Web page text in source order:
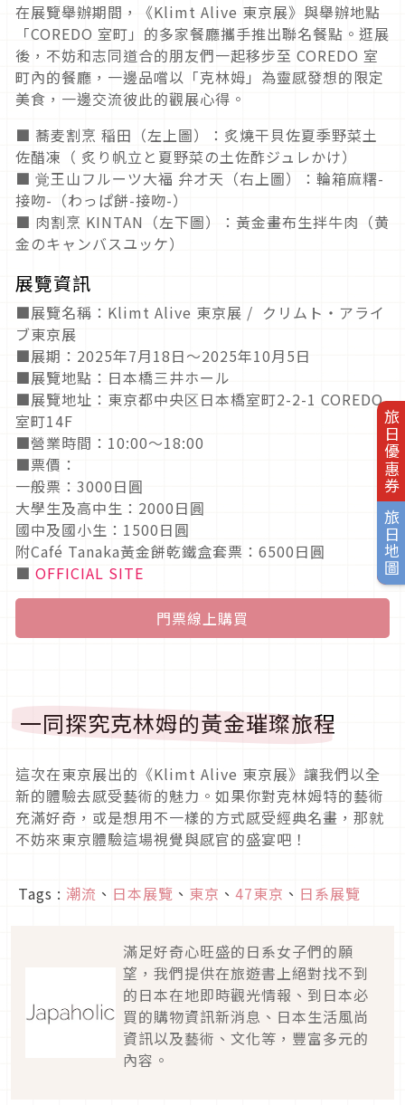
旅日優惠券
旅日地圖
在展覽舉辦期間，《Klimt Alive 東京展》與舉辦地點
「COREDO 室町」的多家餐廳攜手推出聯名餐點。逛展
後，不妨和志同道合的朋友們一起移步至 COREDO 室
町內的餐廳，一邊品嚐以「克林姆」為靈感發想的限定
美食，一邊交流彼此的觀展心得。
■ 蕎麦割烹 稲田（左上圖）：炙燒干貝佐夏季野菜土
佐醋凍（ 炙り帆立と夏野菜の土佐酢ジュレかけ）
■ 覚王山フルーツ大福 弁才天（右上圖）：輪箱麻糬-
接吻-（わっぱ餅-接吻-）
■ 肉割烹 KINTAN（左下圖）：黃金畫布生拌牛肉（黄
金のキャンバスユッケ）
展覽資訊
■展覽名稱：Klimt Alive 東京展 / クリムト・アライ
ブ東京展
■展期：2025年7月18日～2025年10月5日
■展覽地點：日本橋三井ホール
■展覽地址：東京都中央区日本橋室町2-2-1 COREDO
室町14F
■營業時間：10:00～18:00
■票價：
一般票：3000日圓
大學生及高中生：2000日圓
國中及國小生：1500日圓
附Café Tanaka黃金餅乾鐵盒套票：6500日圓
■ OFFICIAL SITE
門票線上購買
一同探究克林姆的黃金璀璨旅程
這次在東京展出的《Klimt Alive 東京展》讓我們以全
新的體驗去感受藝術的魅力。如果你對克林姆特的藝術
充滿好奇，或是想用不一樣的方式感受經典名畫，那就
不妨來東京體驗這場視覺與感官的盛宴吧！
Tags : 潮流 、 日本展覽 、 東京 、 47東京 、 日系展覽
滿足好奇心旺盛的日系女子們的願
望，我們提供在旅遊書上絕對找不到
的日本在地即時觀光情報、到日本必
買的購物資訊新消息、日本生活風尚
資訊以及藝術、文化等，豐富多元的
內容。